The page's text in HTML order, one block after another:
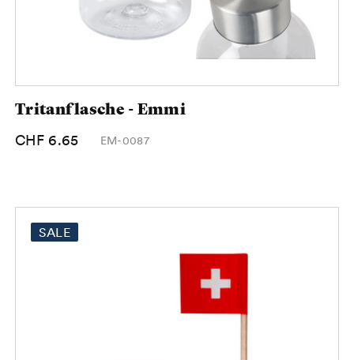
Tritanflasche - Emmi
CHF 6.65 EM-0087
SALE